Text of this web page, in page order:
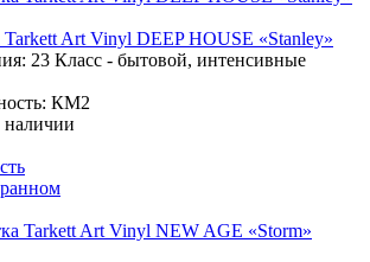
Art Vinyl DEEP HOUSE «Stanley»
23 Класс - бытовой, интенсивные
КМ2